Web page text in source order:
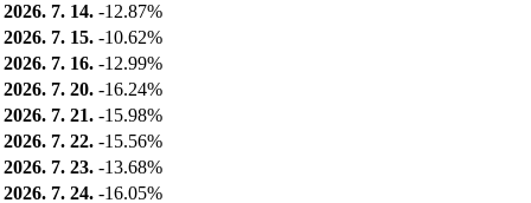
2026. 7. 14. -12.87%
2026. 7. 15. -10.62%
2026. 7. 16. -12.99%
2026. 7. 20. -16.24%
2026. 7. 21. -15.98%
2026. 7. 22. -15.56%
2026. 7. 23. -13.68%
2026. 7. 24. -16.05%